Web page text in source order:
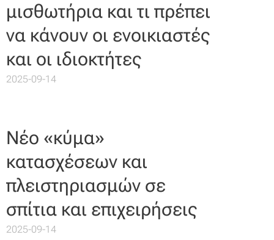
μισθωτήρια και τι πρέπει
να κάνουν οι ενοικιαστές
και οι ιδιοκτήτες
2025-09-14
Νέο «κύμα»
κατασχέσεων και
πλειστηριασμών σε
σπίτια και επιχειρήσεις
2025-09-14